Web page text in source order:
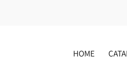
HOME